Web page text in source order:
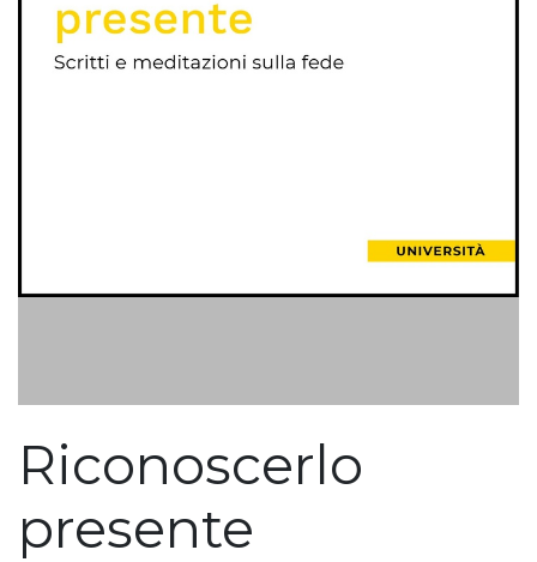
Riconoscerlo
presente